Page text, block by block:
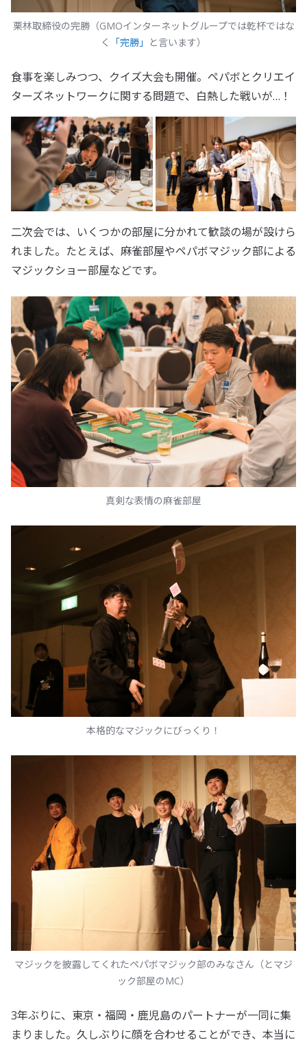
栗林取締役の完勝（GMOインターネットグループでは乾杯ではな
く
「完勝」 と言います）
食事を楽しみつつ、クイズ大会も開催。ペパボとクリエイ
ターズネットワークに関する問題で、白熱した戦いが…！
二次会では、いくつかの部屋に分かれて歓談の場が設けら
れました。たとえば、麻雀部屋やペパボマジック部による
マジックショー部屋などです。
真剣な表情の麻雀部屋
本格的なマジックにびっくり！
マジックを披露してくれたペパボマジック部のみなさん（とマジ
ック部屋のMC）
3年ぶりに、東京・福岡・鹿児島のパートナーが一同に集
まりました。久しぶりに顔を合わせることができ、本当に